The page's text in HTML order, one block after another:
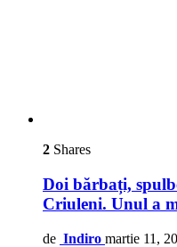
2 Shares
Doi bărbați,
Criuleni. Unul a
de Indiro martie 11,